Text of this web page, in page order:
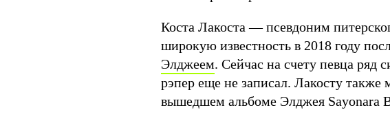
Коста Лакоста — псевдоним
широкую известность в 2018 году
Элджеем. Сейчас на счету певца ряд
рэпер еще не записал. Лакосту
вышедшем альбоме Элджея Sayonara